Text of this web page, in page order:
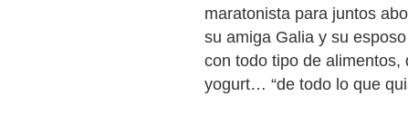
maratonista para juntos
su amiga Galia y su esposo
con todo tipo de alimentos,
yogurt… “de todo lo que